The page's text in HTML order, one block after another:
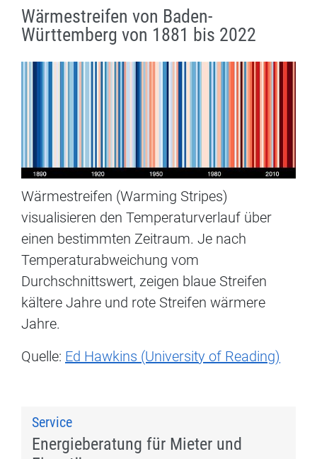
Wärmestreifen von Baden-
Württemberg von 1881 bis 2022
Wärmestreifen (Warming Stripes)
visualisieren den Temperaturverlauf über
einen bestimmten Zeitraum. Je nach
Temperaturabweichung vom
Durchschnittswert, zeigen blaue Streifen
kältere Jahre und rote Streifen wärmere
Jahre.
Quelle: Ed Hawkins (University of Reading)
Service
Energieberatung für Mieter und